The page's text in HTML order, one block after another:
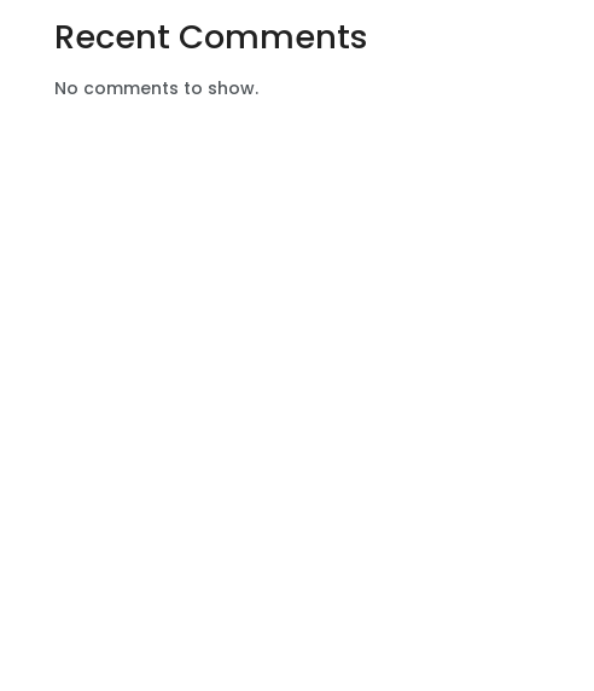
Recent Comments
No comments to show.